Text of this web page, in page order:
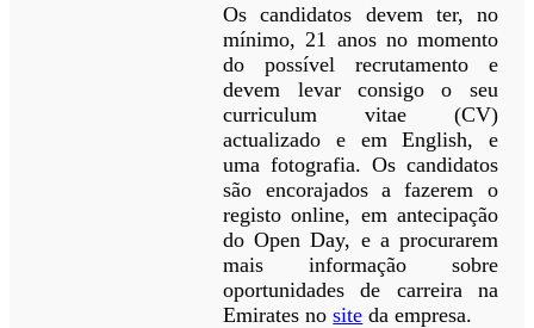
Os candidatos devem ter, no
mínimo, 21 anos no momento
do possível recrutamento e
devem levar consigo o seu
curriculum vitae (CV)
actualizado e em English, e
uma fotografia. Os candidatos
são encorajados a fazerem o
registo online, em antecipação
do Open Day, e a procurarem
mais informação sobre
oportunidades de carreira na
Emirates nosite da empresa.